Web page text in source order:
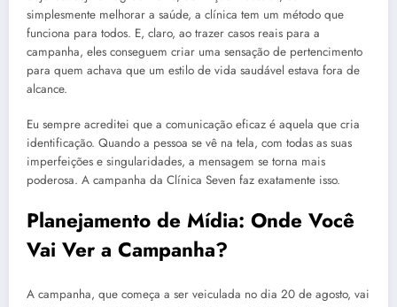
simplesmente melhorar a saúde, a clínica tem um método que
funciona para todos. E, claro, ao trazer casos reais para a
campanha, eles conseguem criar uma sensação de pertencimento
para quem achava que um estilo de vida saudável estava fora de
alcance.
Eu sempre acreditei que a comunicação eficaz é aquela que cria
identificação. Quando a pessoa se vê na tela, com todas as suas
imperfeições e singularidades, a mensagem se torna mais
poderosa. A campanha da Clínica Seven faz exatamente isso.
Planejamento de Mídia: Onde Você
Vai Ver a Campanha?
A campanha, que começa a ser veiculada no dia 20 de agosto, vai